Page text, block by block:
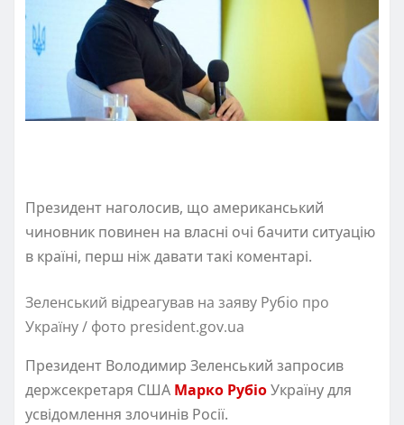
Президент наголосив, що американський
чиновник повинен на власні очі бачити ситуацію
в країні, перш ніж давати такі коментарі.
Зеленський відреагував на заяву Рубіо про
Україну / фото president.gov.ua
Президент Володимир Зеленський запросив
держсекретаря США Марко РубіоУкраїну для
усвідомлення злочинів Росії.